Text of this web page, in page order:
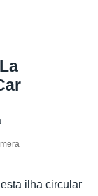
ilha circular